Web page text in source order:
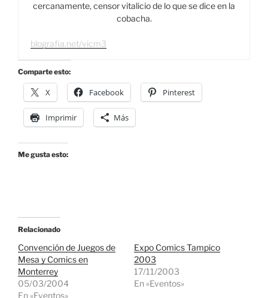
cercanamente, censor vitalicio de lo que se dice en la
cobacha.
blografia.net/vicm3
Comparte esto:
X Facebook Pinterest
Imprimir Más
Me gusta esto:
Relacionado
Convención de Juegos de
Mesa y Comics en
Monterrey
05/03/2004
En «Eventos»
Expo Comics Tampico
2003
17/11/2003
En «Eventos»